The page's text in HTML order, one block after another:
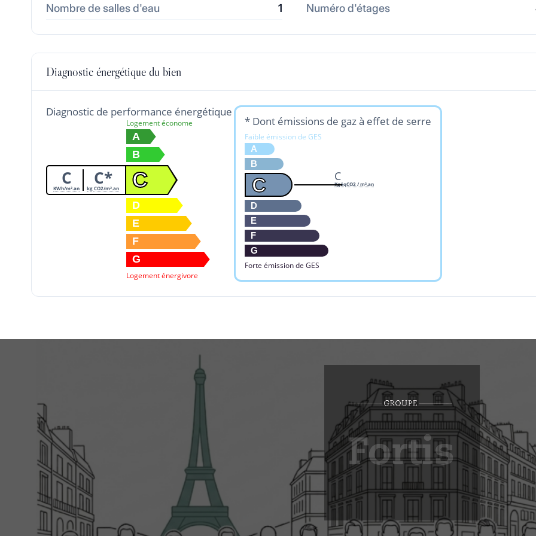
Nombre de salles d'eau 1 Numéro d'étages
Diagnostic énergétique du bien
Diagnostic de performance énergétique
C
KWh/m².an C*
kg CO2/m².an
Logement économe
A
B
C
D
E
F
G
Logement énergivore
* Dont émissions de gaz à effet de serre
Faible émission de GES
A
B
C
D
E
F
G
Forte émission de GES
C
KgéqCO2 / m².an